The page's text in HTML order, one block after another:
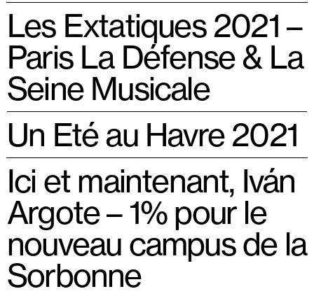
Les Extatiques 2021 –
Paris La Défense & La
Seine Musicale
Un Eté au Havre 2021
Ici et maintenant, Iván
Argote – 1% pour le
nouveau campus de la
Sorbonne